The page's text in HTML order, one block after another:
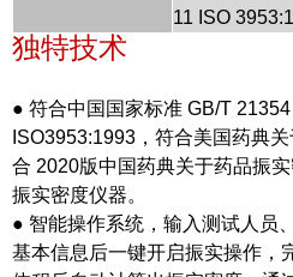
11 ISO
独特技术
● 符合中国国家标准 GB/T
ISO3953:1993，符合美国药典
合 2020版中国药典关于药品振
振实密度仪器。
● 智能操作系统，输入测试人员
基本信息后一键开启振实操作，